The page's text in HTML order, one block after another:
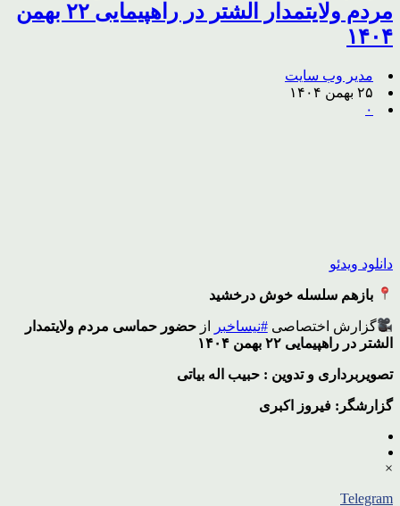
مردم ولایتمدار الشتر در راهپیمایی ۲۲ بهمن
۱۴۰۴
مدیر وب سایت
۲۵ بهمن ۱۴۰۴
۰
دانلود ویدئو
بازهم سلسله خوش درخشید
گزارش اختصاصی#نیساخبر ازحضور حماسی مردم ولایتمدار
الشتر در راهپیمایی ۲۲ بهمن ۱۴۰۴
تصویربرداری و تدوین : حبیب اله بیاتی
گزارشگر: فیروز اکبری
×
Telegram